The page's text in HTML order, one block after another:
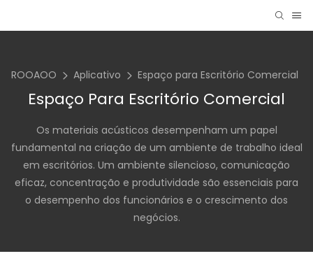
ROOAOO Aplicativo Espaço para Escritório Comercial
Espaço Para Escritório Comercial
Os materiais acústicos desempenham um papel
fundamental na criação de um ambiente de trabalho ideal
em escritórios. Um ambiente silencioso, comunicação
eficaz, concentração e produtividade são essenciais para
o desempenho dos funcionários e o crescimento dos
negócios.